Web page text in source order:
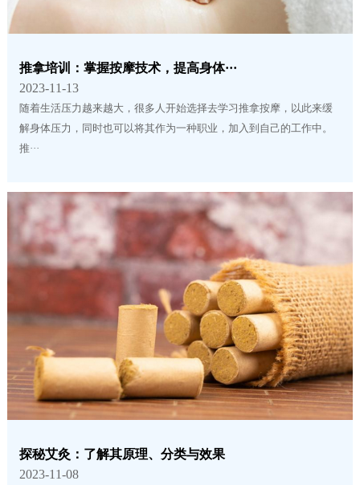
推拿培训：掌握按摩技术，提高身体···
2023-11-13
随着生活压力越来越大，很多人开始选择去学习推拿按摩，以此来缓
解身体压力，同时也可以将其作为一种职业，加入到自己的工作中。
推···
探秘艾灸：了解其原理、分类与效果
2023-11-08